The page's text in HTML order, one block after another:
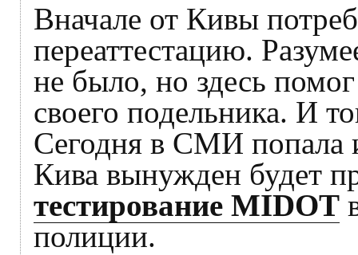
Вначале от Кивы
переаттестацию.
не было, но здесь
своего подельника. И
Сегодня в СМИ попала
Кива вынужден будет
тестирование MIDOT
полиции.